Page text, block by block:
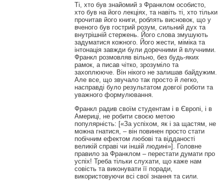
Ті, хто був знайомий з Франклом особисто,
хто був на його лекціях, та навіть ті, хто тільки
прочитав його книги, роблять висновок, що у
вченого був гострий розум, сильний дух та
внутрішній стержень. Його слова змушують
задуматися кожного. Його жести, міміка та
інтонація завжди були доречними й влучними.
Франкл розмовляв вільно, без будь-яких
рамок, а писав чітко, зрозуміло та
захоплююче. Він нікого не залишав байдужим.
Але все, що звучало так просто й легко,
насправді було результатом довгої роботи та
уважного формулювання.
Франкл радив своїм студентам і в Європі, і в
Америці, не робити своєю метою
популярність: [«За успіхом, як і за щастям, не
можна гнатися, – він повинен просто стати
побічним ефектом любові та відданості
великій справі чи іншій людині»]. Головне
правило за Франклом – перестати думати про
успіх! Треба тільки слухати, що каже нам
совість та виконувати її поради,
використовуючи всі свої знання та сили.